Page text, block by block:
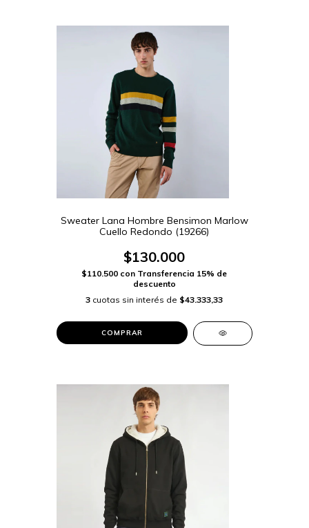
Sweater Lana Hombre Bensimon Marlow
Cuello Redondo (19266)
$130.000
$110.500 con Transferencia 15% de
descuento
3 cuotas sin interés de $43.333,33
COMPRAR